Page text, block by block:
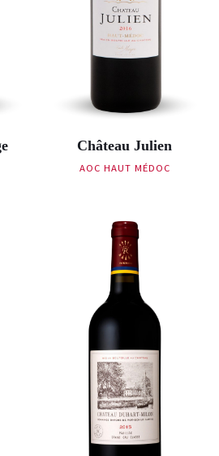
Château Julien
AOC HAUT MÉDOC